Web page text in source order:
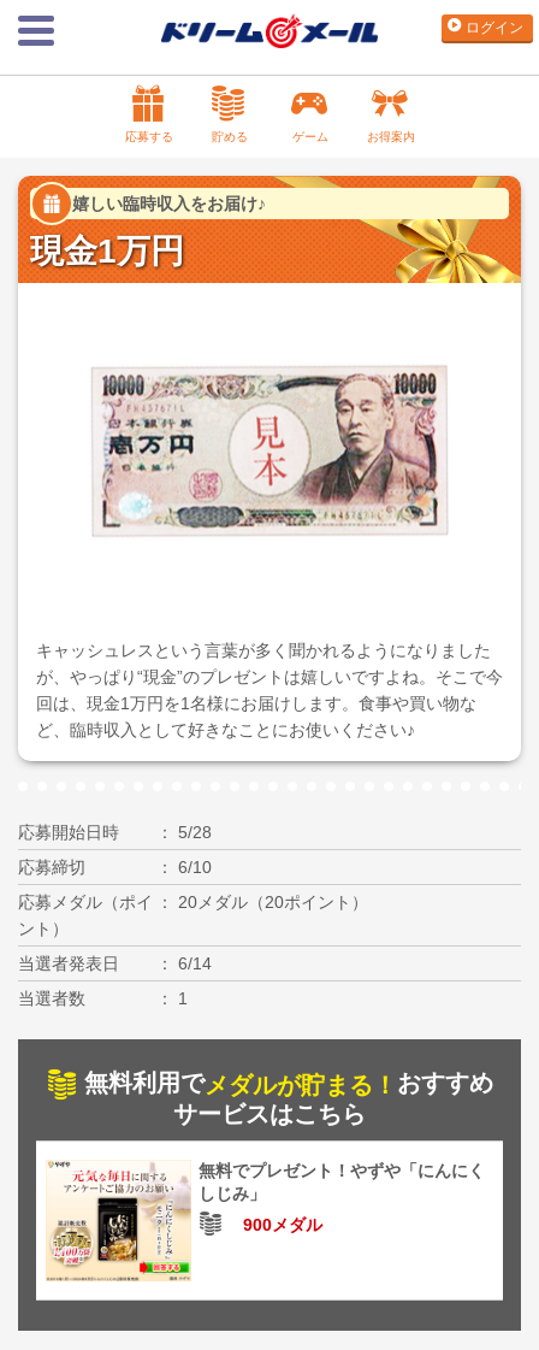
ログイン
応募する 貯める ゲーム お得案内
嬉しい臨時収入をお届け♪
現金1万円
キャッシュレスという言葉が多く聞かれるようになりました
が、やっぱり“現金”のプレゼントは嬉しいですよね。そこで今
回は、現金1万円を1名様にお届けします。食事や買い物な
ど、臨時収入として好きなことにお使いください♪
応募開始日時
5/28
応募締切
6/10
応募メダル（ポイ
ント）
20メダル（20ポイント）
当選者発表日
6/14
当選者数
1
無料利用でメダルが貯まる！ おすすめ
サービスはこちら
無料でプレゼント！やずや「にんにく
しじみ」
900メダル